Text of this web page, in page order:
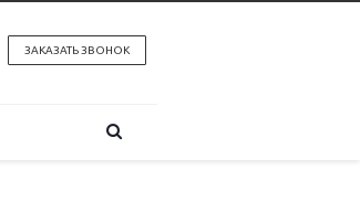
ЗАКАЗАТЬ ЗВОНОК